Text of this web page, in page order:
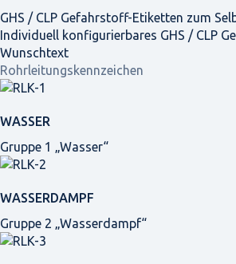
GHS / CLP Gefahrstoff-Etiketten zum
Individuell konfigurierbares GHS / CLP
Wunschtext
Rohrleitungskennzeichen
WASSER
Gruppe 1 „Wasser“
WASSERDAMPF
Gruppe 2 „Wasserdampf“